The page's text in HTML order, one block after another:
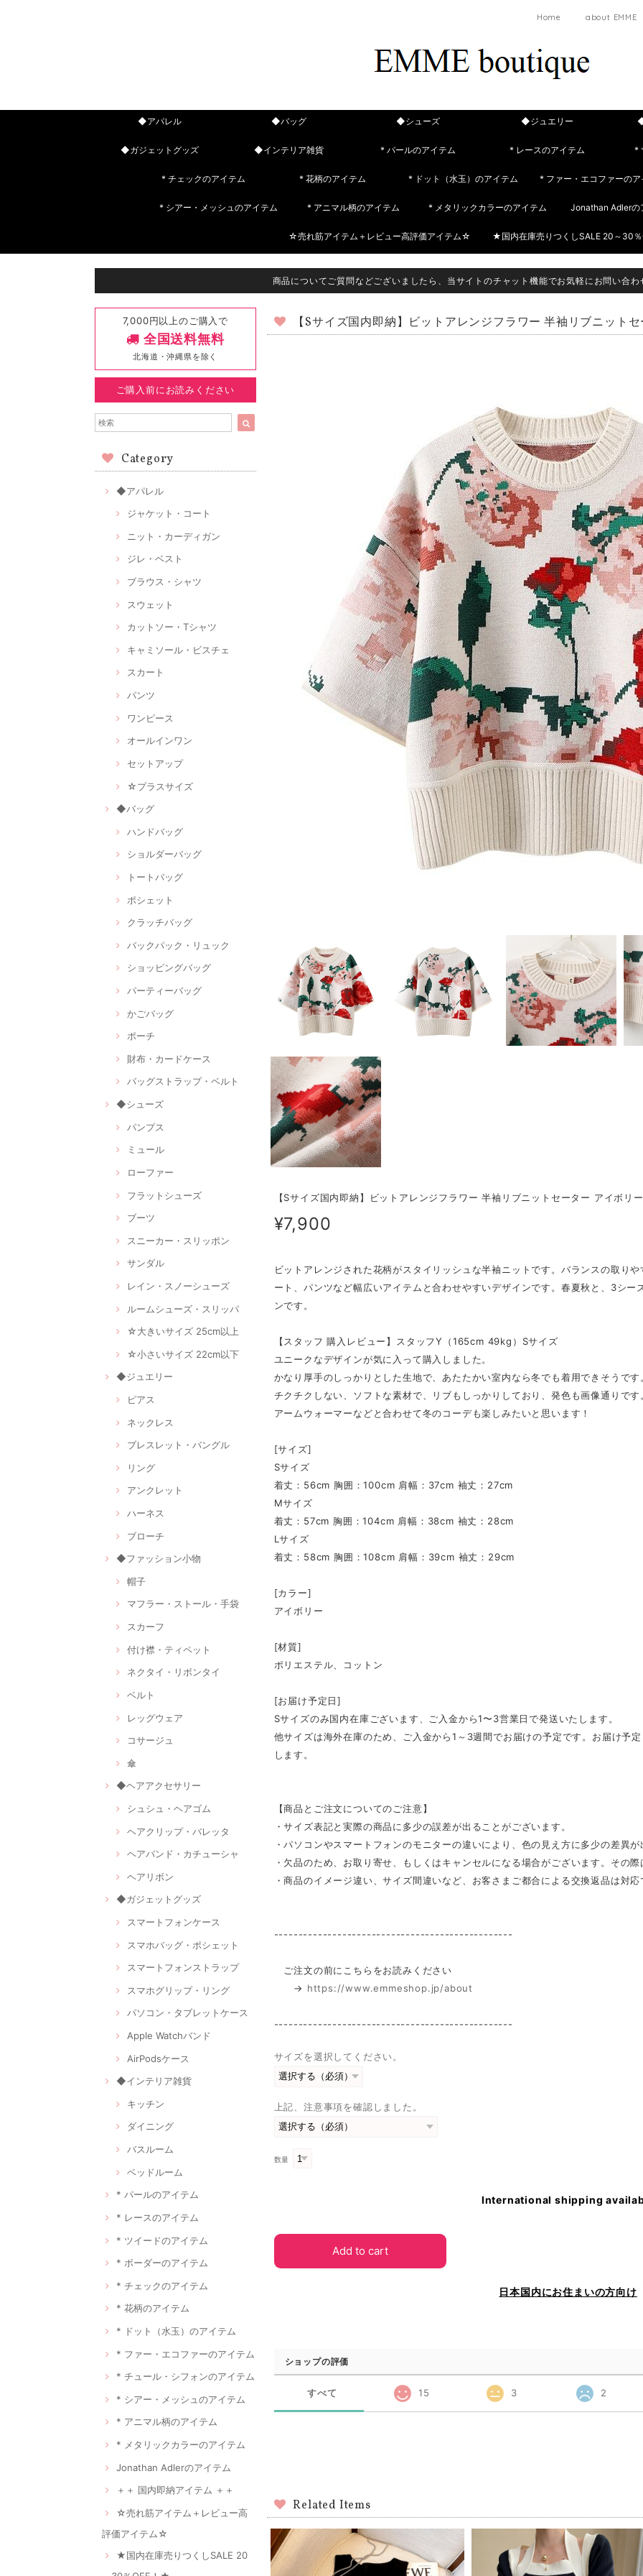
Home about EMME
◆アパレル ◆バッグ ◆シューズ ◆ジュエリー
◆ガジェットグッズ ◆インテリア雑貨 * パールのアイテム * レースのアイテム *
* チェックのアイテム * 花柄のアイテム * ドット（水玉）のアイテム * ファー・エコファーのア
* シアー・メッシュのアイテム * アニマル柄のアイテム * メタリックカラーのアイテム Jonathan Adlerの
☆売れ筋アイテム＋レビュー高評価アイテム☆ ★国内在庫売りつくしSALE 20～30
商品についてご質問などございましたら、当サイトのチャット機能でお気軽にお問い合
7,000円以上のご購入で
全国送料無料
北海道・沖縄県を除く
ご購入前にお読みください
Category
◆アパレル
ジャケット・コート
ニット・カーディガン
ジレ・ベスト
ブラウス・シャツ
スウェット
カットソー・Tシャツ
キャミソール・ビスチェ
スカート
パンツ
ワンピース
オールインワン
セットアップ
☆プラスサイズ
◆バッグ
ハンドバッグ
ショルダーバッグ
トートバッグ
ポシェット
クラッチバッグ
バックパック・リュック
ショッピングバッグ
パーティーバッグ
かごバッグ
ポーチ
財布・カードケース
バッグストラップ・ベルト
◆シューズ
パンプス
ミュール
ローファー
フラットシューズ
ブーツ
スニーカー・スリッポン
サンダル
レイン・スノーシューズ
ルームシューズ・スリッパ
☆大きいサイズ 25cm以上
☆小さいサイズ 22cm以下
◆ジュエリー
ピアス
ネックレス
ブレスレット・バングル
リング
アンクレット
ハーネス
ブローチ
◆ファッション小物
帽子
マフラー・ストール・手袋
スカーフ
付け襟・ティペット
ネクタイ・リボンタイ
ベルト
レッグウェア
コサージュ
傘
◆ヘアアクセサリー
シュシュ・ヘアゴム
ヘアクリップ・バレッタ
ヘアバンド・カチューシャ
ヘアリボン
◆ガジェットグッズ
スマートフォンケース
スマホバッグ・ポシェット
スマートフォンストラップ
スマホグリップ・リング
パソコン・タブレットケース
Apple Watchバンド
AirPodsケース
◆インテリア雑貨
キッチン
ダイニング
バスルーム
ベッドルーム
* パールのアイテム
* レースのアイテム
* ツイードのアイテム
* ボーダーのアイテム
* チェックのアイテム
* 花柄のアイテム
* ドット（水玉）のアイテム
* ファー・エコファーのアイテム
* チュール・シフォンのアイテム
* シアー・メッシュのアイテム
* アニマル柄のアイテム
* メタリックカラーのアイテム
Jonathan Adlerのアイテム
＋＋ 国内即納アイテム ＋＋
☆売れ筋アイテム＋レビュー高
評価アイテム☆
★国内在庫売りつくしSALE 20
【Sサイズ国内即納】ビットアレンジフラワー 半袖リブニット
【Sサイズ国内即納】ビットアレンジフラワー 半袖リブニットセーター アイボリ
¥7,900
ビットアレンジされた花柄がスタイリッシュな半袖ニットです。バランスの取り
ート、パンツなど幅広いアイテムと合わせやすいデザインです。春夏秋と、3シ
ンです。
【スタッフ 購入レビュー】スタッフY（165cm 49kg）Sサイズ
ユニークなデザインが気に入って購入しました。
かなり厚手のしっかりとした生地で、あたたかい室内なら冬でも着用できそうです
チクチクしない、ソフトな素材で、リブもしっかりしており、発色も画像通りです
アームウォーマーなどと合わせて冬のコーデも楽しみたいと思います！
[サイズ]
Sサイズ
着丈：56cm 胸囲：100cm 肩幅：37cm 袖丈：27cm
Mサイズ
着丈：57cm 胸囲：104cm 肩幅：38cm 袖丈：28cm
Lサイズ
着丈：58cm 胸囲：108cm 肩幅：39cm 袖丈：29cm
[カラー]
アイボリー
[材質]
ポリエステル、コットン
[お届け予定日]
Sサイズのみ国内在庫ございます、ご入金から1〜3営業日で発送いたします。
他サイズは海外在庫のため、ご入金から1～3週間でお届けの予定です。お届け予
します。
【商品とご注文についてのご注意】
・サイズ表記と実際の商品に多少の誤差が出ることがございます。
・パソコンやスマートフォンのモニターの違いにより、色の見え方に多少の差異
・欠品のため、お取り寄せ、もしくはキャンセルになる場合がございます。その
・商品のイメージ違い、サイズ間違いなど、お客さまご都合による交換返品は対
-------------------------------------------------
ご注文の前にこちらをお読みください
→ https://www.emmeshop.jp/about
-------------------------------------------------
サイズを選択してください。
上記、注意事項を確認しました。
数量
International shipping
Add to cart
日本国内にお住まいの方向け
ショップの評価
すべて 15 3 2
Related Items